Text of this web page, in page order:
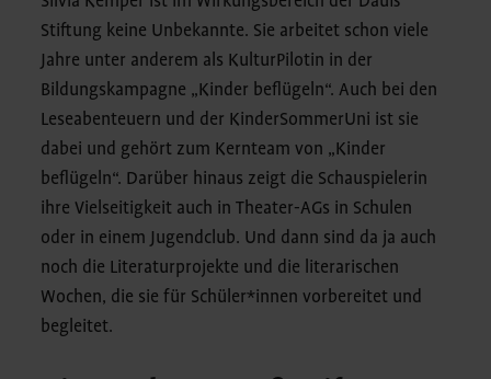
Stiftung keine Unbekannte. Sie arbeitet schon viele
Jahre unter anderem als KulturPilotin in der
Bildungskampagne „Kinder beflügeln“. Auch bei den
Leseabenteuern und der KinderSommerUni ist sie
dabei und gehört zum Kernteam von „Kinder
beflügeln“. Darüber hinaus zeigt die Schauspielerin
ihre Vielseitigkeit auch in Theater-AGs in Schulen
oder in einem Jugendclub. Und dann sind da ja auch
noch die Literaturprojekte und die literarischen
Wochen, die sie für Schüler*innen vorbereitet und
begleitet.